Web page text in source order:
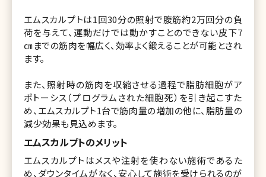
エムスカルプトは1回30分の照射で腹筋約2万回分の負
荷を与えて、運動だけでは動かすことのできない皮下7
㎝までの筋肉を幅広く、効率よく鍛えることが可能とされ
ます。
また、照射時の筋肉を収縮させる過程で脂肪細胞がア
ポトーシス（プログラムされた細胞死）を引き起こすた
め、エムスカルプト1台で筋肉量の増加の他に、脂肪量の
減少効果も見込めます。
エムスカルプトのメリット
エムスカルプトはメスや注射を使わない施術であるた
め、ダウンタイムがなく、安心して施術を受けられるのが